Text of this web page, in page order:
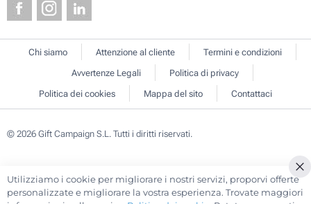
Chi siamo Attenzione al cliente
Termini e condizioni
Avvertenze Legali
Politica di privacy
Politica dei cookies
Mappa del sito Contattaci
© 2026 Gift Campaign S.L. Tutti i diritti riservati.
Utilizziamo i cookie per migliorare i nostri servizi, proporvi offerte
personalizzate e migliorare la vostra esperienza. Trovate maggiori